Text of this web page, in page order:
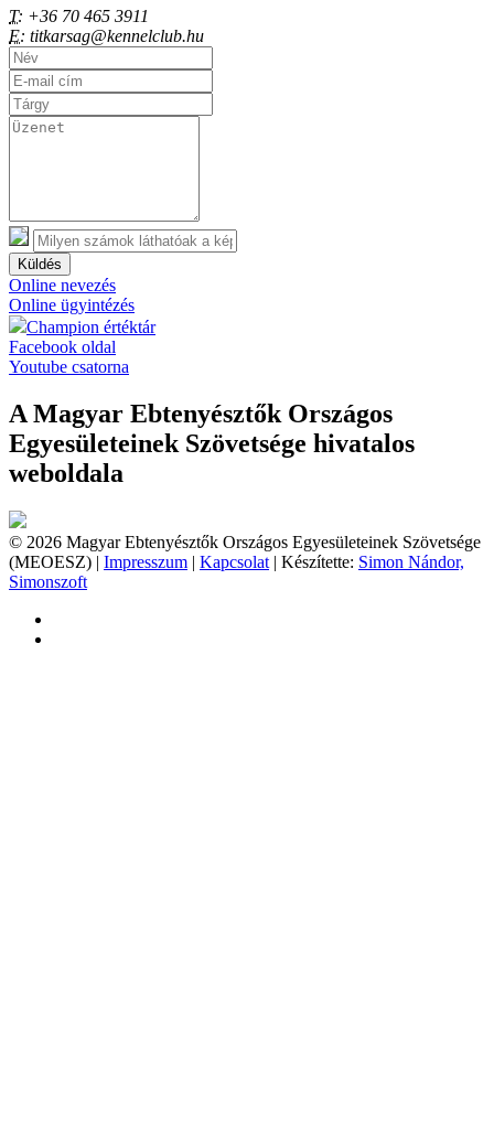
T: +36 70 465 3911
E: titkarsag@kennelclub.hu
Küldés
Online nevezés
Online ügyintézés
Champion értéktár
Facebook oldal
Youtube csatorna
A Magyar Ebtenyésztők Országos
Egyesületeinek Szövetsége hivatalos
weboldala
© 2026 Magyar Ebtenyésztők Országos Egyesületeinek Szövetsége
(MEOESZ) | Impresszum | Kapcsolat | Készítette: Simon Nándor,
Simonszoft